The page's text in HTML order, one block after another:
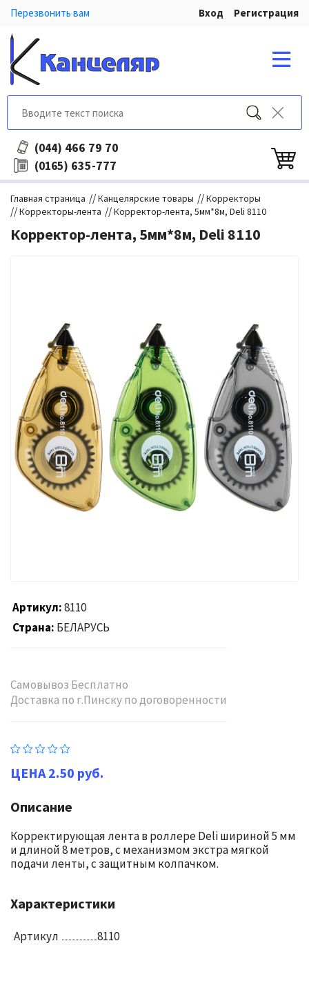
Перезвонить вам Вход Регистрация
(044) 466 79 70
(0165) 635-777
Главная страница //Канцелярские товары //Корректоры
//Корректоры-лента //Корректор-лента, 5мм*8м, Deli 8110
Корректор-лента, 5мм*8м, Deli 8110
Артикул 8110
Страна БЕЛАРУСЬ
Самовывоз Бесплатно
Доставка по г.Пинску по договоренности
2.50 руб.
Описание
Корректирующая лента в роллере Deli шириной 5 мм
и длиной 8 метров, с механизмом экстра мягкой
подачи ленты, с защитным колпачком.
Характеристики
Артикул 8110